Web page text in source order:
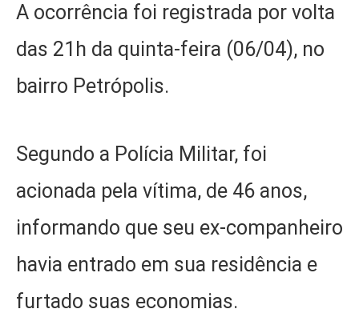
A ocorrência foi registrada por volta
das 21h da quinta-feira (06/04), no
bairro Petrópolis.
Segundo a Polícia Militar, foi
acionada pela vítima, de 46 anos,
informando que seu ex-companheiro
havia entrado em sua residência e
furtado suas economias.